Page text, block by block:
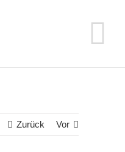
Zurück Vor